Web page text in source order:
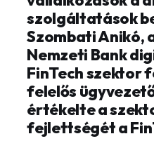
szolgáltatások
Szombati Anikó,
Nemzeti Bank
FinTech szektor
felelős
értékelte a
fejlettségét a